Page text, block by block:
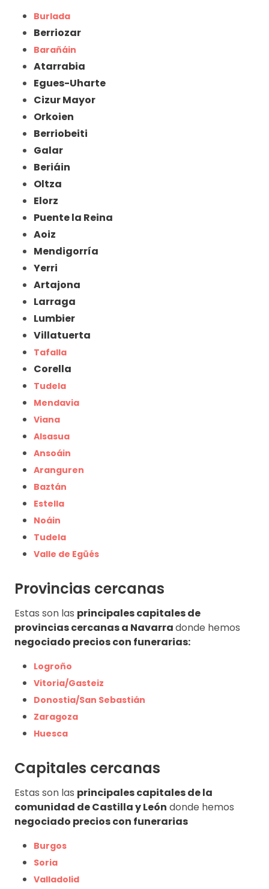
Burlada
Berriozar
Barañáin
Atarrabia
Egues-Uharte
Cizur Mayor
Orkoien
Berriobeiti
Galar
Beriáin
Oltza
Elorz
Puente la Reina
Aoiz
Mendigorría
Yerri
Artajona
Larraga
Lumbier
Villatuerta
Tafalla
Corella
Tudela
Mendavia
Viana
Alsasua
Ansoáin
Aranguren
Baztán
Estella
Noáin
Tudela
Valle de Egüés
Provincias cercanas
Estas son las principales capitales de
provincias cercanas a Navarradonde hemos
negociado precios con funerarias:
Logroño
Vitoria/Gasteiz
Donostia/San Sebastián
Zaragoza
Huesca
Capitales cercanas
Estas son las principales capitales de la
comunidad de Castilla y León donde hemos
negociado precios con funerarias
Burgos
Soria
Valladolid